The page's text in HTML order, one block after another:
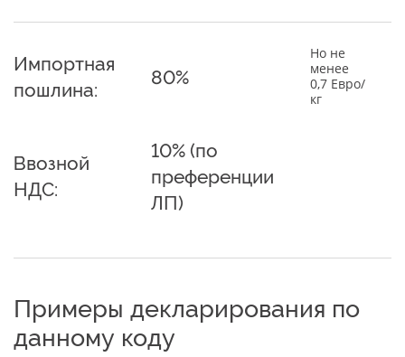
Импортная
пошлина:
80%
Но не
менее
0,7 Евро/
кг
Ввозной
НДС:
10% (по
преференции
ЛП)
Примеры декларирования по
данному коду